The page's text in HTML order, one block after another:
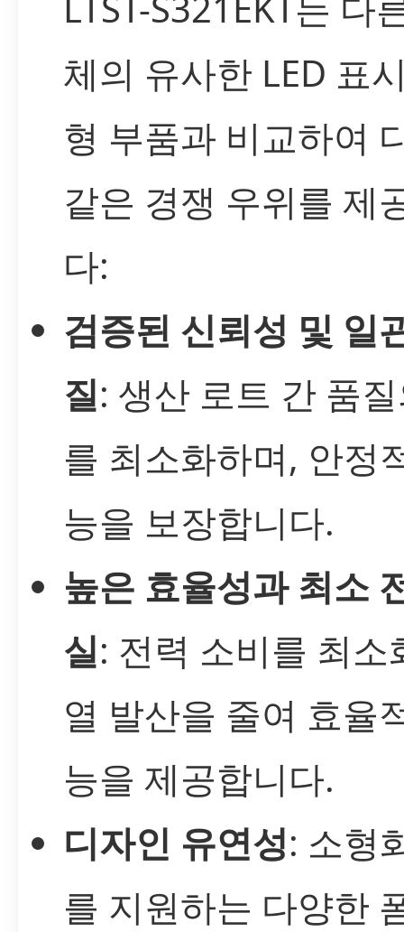
체의 유사한 LED 표
형 부품과 비교하여
같은 경쟁 우위를 제
다:
검증된 신뢰성 및 일
질: 생산 로트 간 품
를 최소화하며, 안정
능을 보장합니다.
높은 효율성과 최소
실: 전력 소비를 최소
열 발산을 줄여 효율
능을 제공합니다.
디자인 유연성: 소형
를 지원하는 다양한